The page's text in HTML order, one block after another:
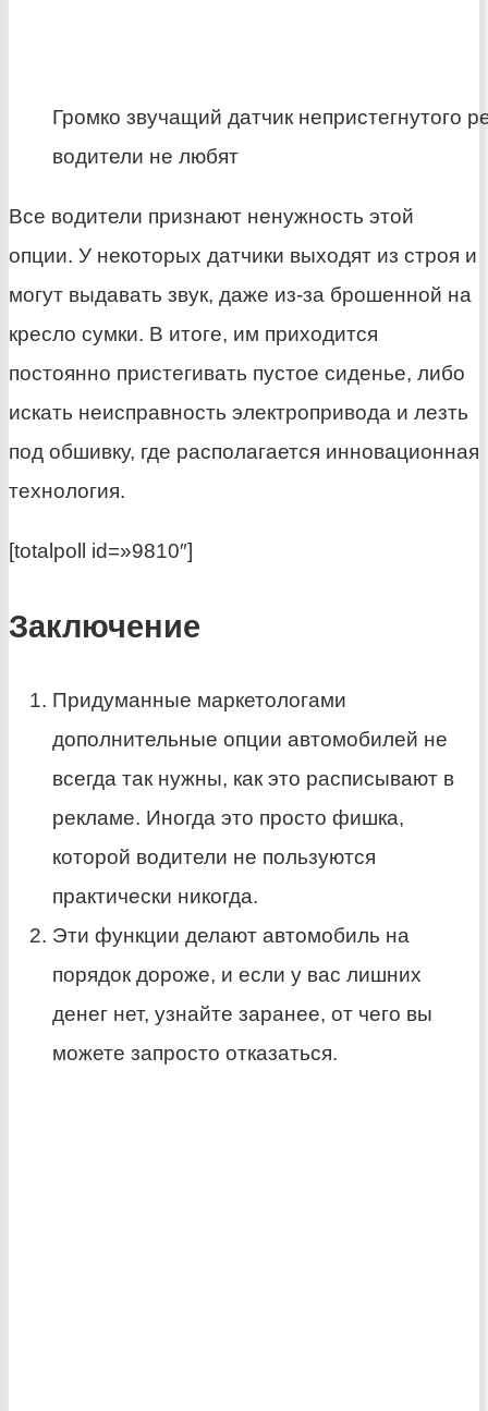
Громко звучащий датчик непристегнутого
водители не любят
Все водители признают ненужность этой
опции. У некоторых датчики выходят из строя и
могут выдавать звук, даже из-за брошенной на
кресло сумки. В итоге, им приходится
постоянно пристегивать пустое сиденье, либо
искать неисправность электропривода и лезть
под обшивку, где располагается инновационная
технология.
[totalpoll id=»9810″]
Заключение
Придуманные маркетологами
дополнительные опции автомобилей не
всегда так нужны, как это расписывают в
рекламе. Иногда это просто фишка,
которой водители не пользуются
практически никогда.
Эти функции делают автомобиль на
порядок дороже, и если у вас лишних
денег нет, узнайте заранее, от чего вы
можете запросто отказаться.